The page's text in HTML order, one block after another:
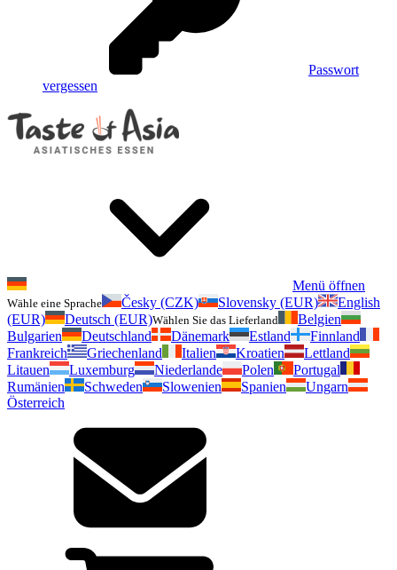
Passwort
vergessen
Menü öffnen
Wähle eine Sprache Česky (CZK) Slovensky (EUR)
English
(EUR)
Deutsch (EUR)Wählen Sie das Lieferland
Belgien
Bulgarien
Deutschland Dänemark Estland
Finnland
Frankreich
Griechenland Italien Kroatien
Lettland
Litauen
Luxemburg Niederlande Polen
Portugal
Rumänien
Schweden Slowenien Spanien
Ungarn
Österreich